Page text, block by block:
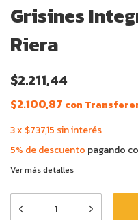
Grisines
Riera
$2.211,44
$2.100,87 con
3x $737,15 sin interés
5% de descuento pagando
Ver más detalles